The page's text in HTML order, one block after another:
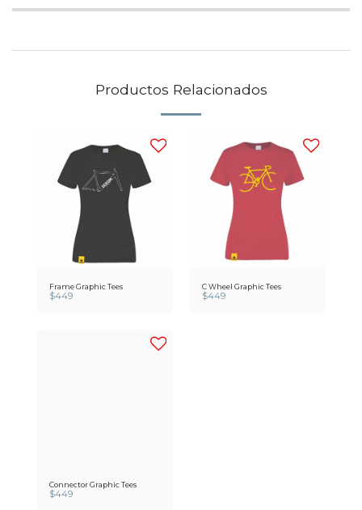
Productos Relacionados
Frame Graphic Tees
$449
C Wheel Graphic Tees
$449
Connector Graphic Tees
$449